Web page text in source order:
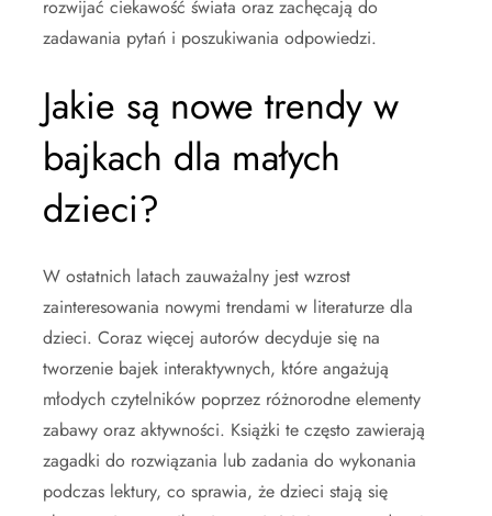
rozwijać ciekawość świata oraz zachęcają do
zadawania pytań i poszukiwania odpowiedzi.
Jakie są nowe trendy w
bajkach dla małych
dzieci?
W ostatnich latach zauważalny jest wzrost
zainteresowania nowymi trendami w literaturze dla
dzieci. Coraz więcej autorów decyduje się na
tworzenie bajek interaktywnych, które angażują
młodych czytelników poprzez różnorodne elementy
zabawy oraz aktywności. Książki te często zawierają
zagadki do rozwiązania lub zadania do wykonania
podczas lektury, co sprawia, że dzieci stają się